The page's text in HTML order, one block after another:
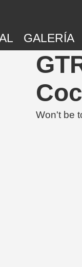
GALERÍA
Won't be